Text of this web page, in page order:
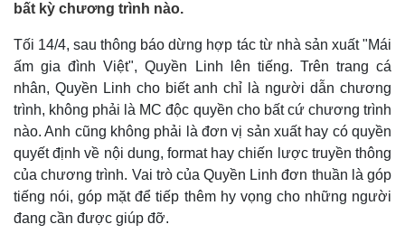
Nhận diện sự thật
Biển đảo
bất kỳ chương trình nào.
Tối 14/4, sau thông báo dừng hợp tác từ nhà sản xuất "Mái
ấm gia đình Việt", Quyền Linh lên tiếng. Trên trang cá
nhân, Quyền Linh cho biết anh chỉ là người dẫn chương
trình, không phải là MC độc quyền cho bất cứ chương trình
nào. Anh cũng không phải là đơn vị sản xuất hay có quyền
quyết định về nội dung, format hay chiến lược truyền thông
của chương trình. Vai trò của Quyền Linh đơn thuần là góp
tiếng nói, góp mặt để tiếp thêm hy vọng cho những người
đang cần được giúp đỡ.